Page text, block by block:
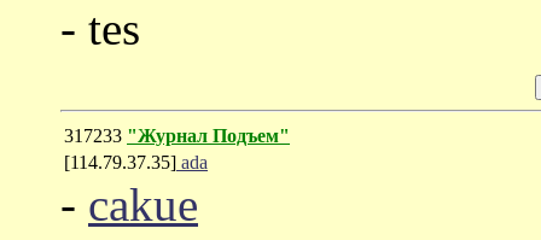
- tes
317233 "Журнал Подъем"
[114.79.37.35] ada
- cakue